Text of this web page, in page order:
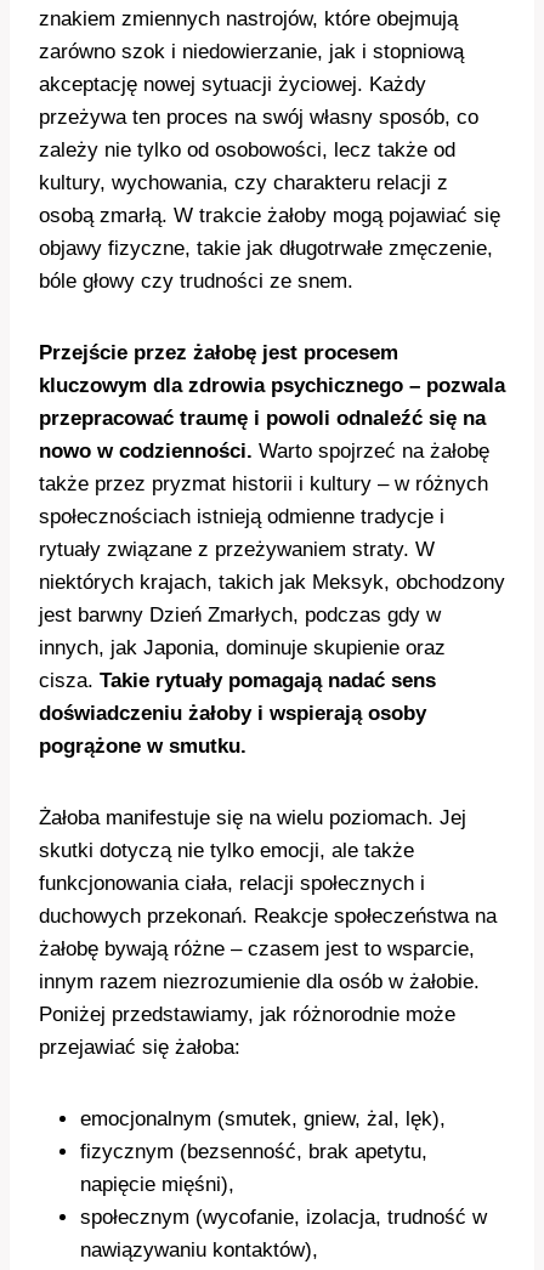
znakiem zmiennych nastrojów, które obejmują
zarówno szok i niedowierzanie, jak i stopniową
akceptację nowej sytuacji życiowej. Każdy
przeżywa ten proces na swój własny sposób, co
zależy nie tylko od osobowości, lecz także od
kultury, wychowania, czy charakteru relacji z
osobą zmarłą. W trakcie żałoby mogą pojawiać się
objawy fizyczne, takie jak długotrwałe zmęczenie,
bóle głowy czy trudności ze snem.
Przejście przez żałobę jest procesem
kluczowym dla zdrowia psychicznego – pozwala
przepracować traumę i powoli odnaleźć się na
nowo w codzienności. Warto spojrzeć na żałobę
także przez pryzmat historii i kultury – w różnych
społecznościach istnieją odmienne tradycje i
rytuały związane z przeżywaniem straty. W
niektórych krajach, takich jak Meksyk, obchodzony
jest barwny Dzień Zmarłych, podczas gdy w
innych, jak Japonia, dominuje skupienie oraz
cisza. Takie rytuały pomagają nadać sens
doświadczeniu żałoby i wspierają osoby
pogrążone w smutku.
Żałoba manifestuje się na wielu poziomach. Jej
skutki dotyczą nie tylko emocji, ale także
funkcjonowania ciała, relacji społecznych i
duchowych przekonań. Reakcje społeczeństwa na
żałobę bywają różne – czasem jest to wsparcie,
innym razem niezrozumienie dla osób w żałobie.
Poniżej przedstawiamy, jak różnorodnie może
przejawiać się żałoba:
emocjonalnym (smutek, gniew, żal, lęk),
fizycznym (bezsenność, brak apetytu,
napięcie mięśni),
społecznym (wycofanie, izolacja, trudność w
nawiązywaniu kontaktów),